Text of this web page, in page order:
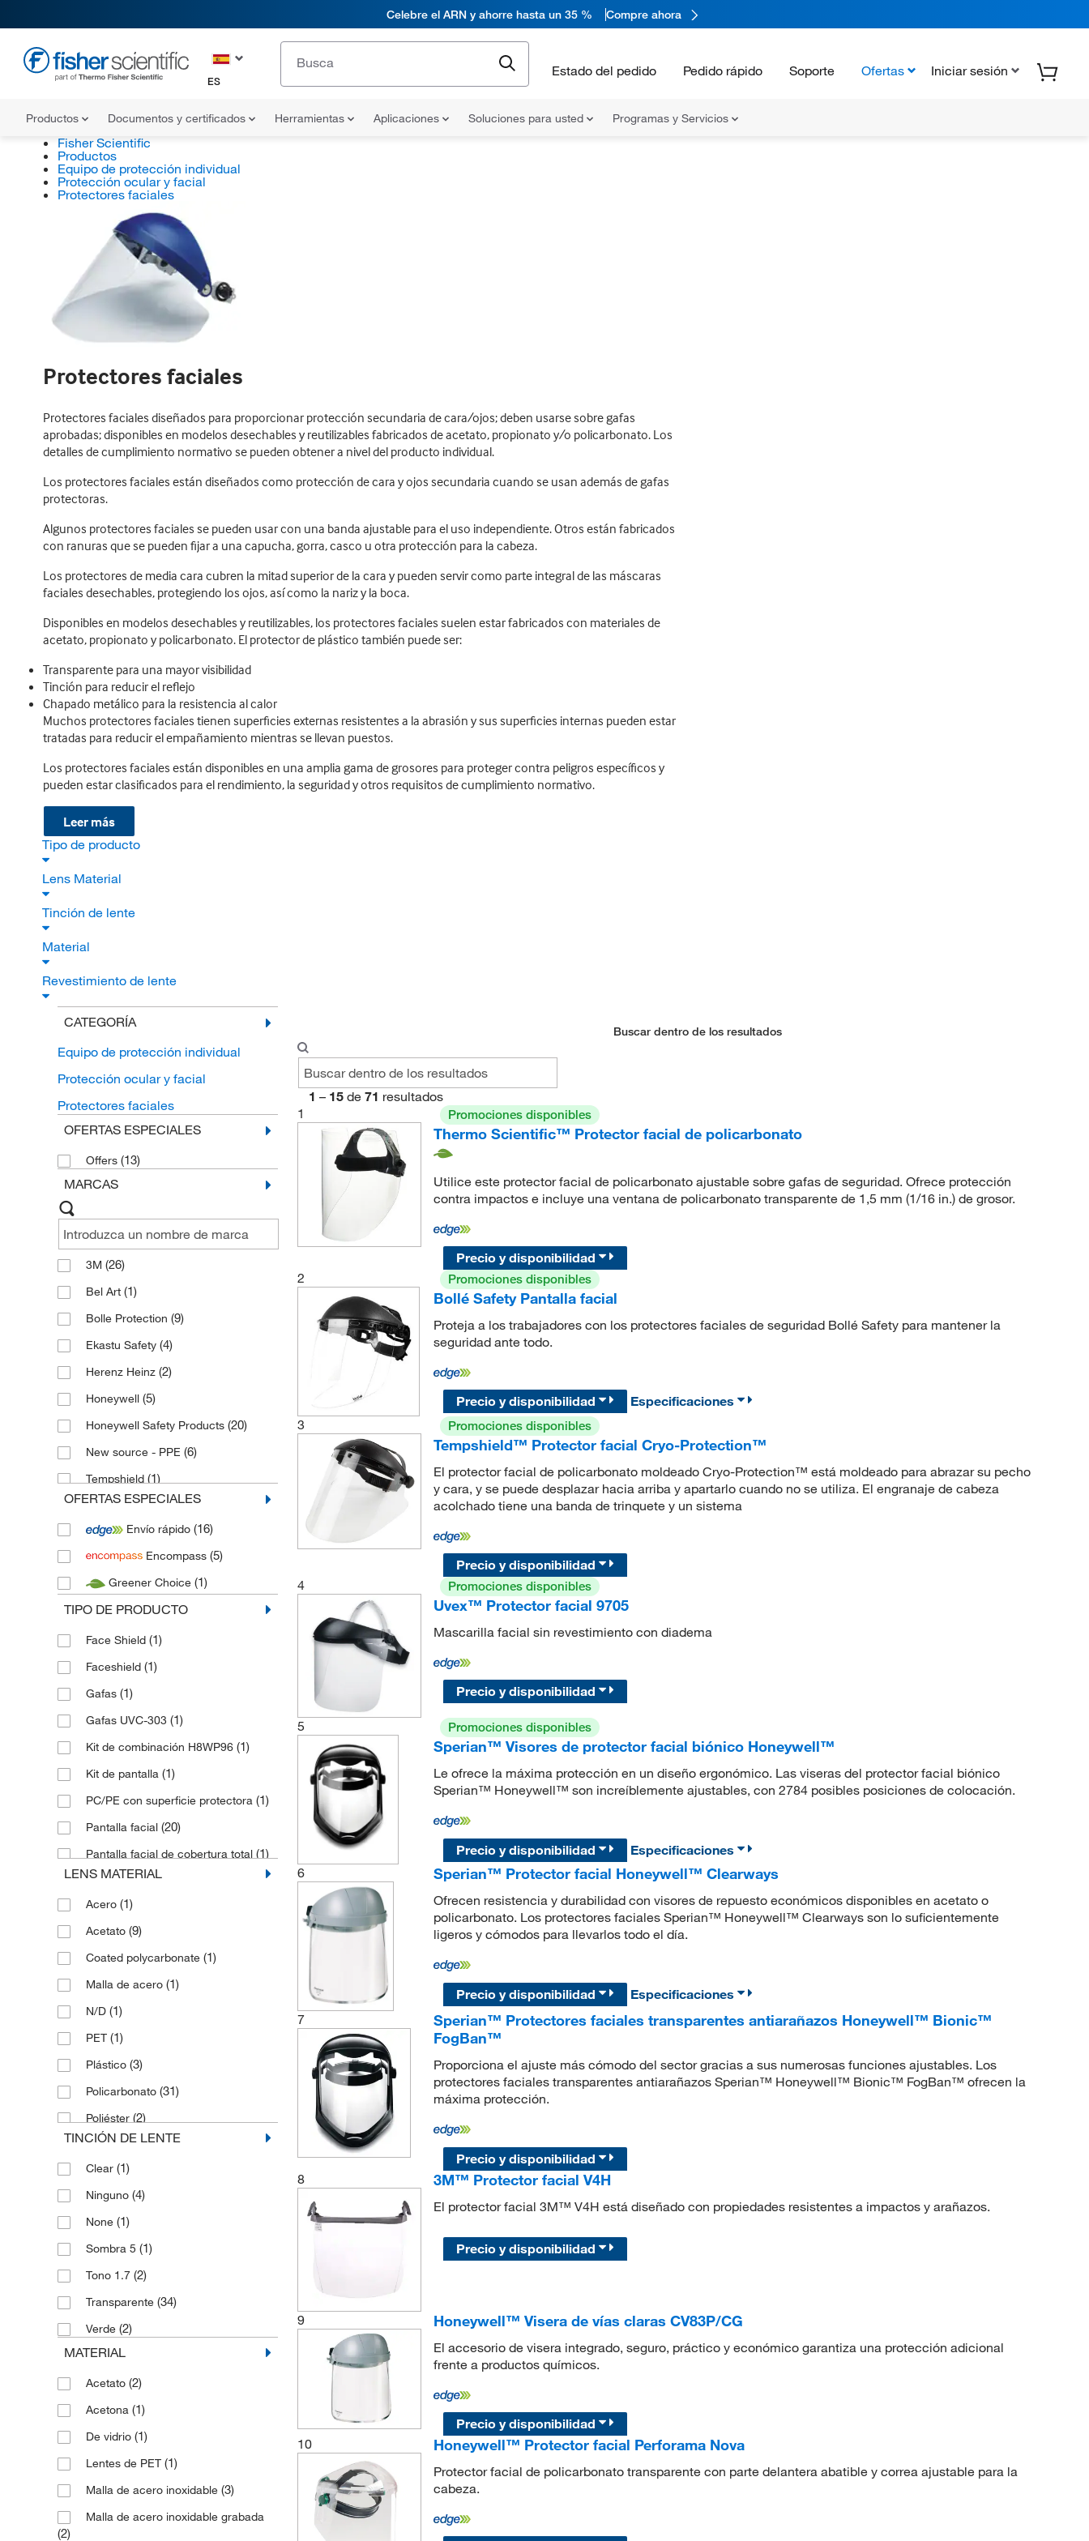
Celebre el ARN y ahorre hasta un 35 % Compre ahora
ES
Estado del pedido Pedido rápido Soporte Ofertas Iniciar sesión
Productos Documentos y certificados Herramientas Aplicaciones Soluciones para usted Programas y Servicios
Fisher Scientific
Productos
Equipo de protección individual
Protección ocular y facial
Protectores faciales
Protectores faciales
Protectores faciales diseñados para proporcionar protección secundaria de cara/ojos; deben usarse sobre gafas
aprobadas; disponibles en modelos desechables y reutilizables fabricados de acetato, propionato y/o policarbonato. Los
detalles de cumplimiento normativo se pueden obtener a nivel del producto individual.
Los protectores faciales están diseñados como protección de cara y ojos secundaria cuando se usan además de gafas
protectoras.
Algunos protectores faciales se pueden usar con una banda ajustable para el uso independiente. Otros están fabricados
con ranuras que se pueden fijar a una capucha, gorra, casco u otra protección para la cabeza.
Los protectores de media cara cubren la mitad superior de la cara y pueden servir como parte integral de las máscaras
faciales desechables, protegiendo los ojos, así como la nariz y la boca.
Disponibles en modelos desechables y reutilizables, los protectores faciales suelen estar fabricados con materiales de
acetato, propionato y policarbonato. El protector de plástico también puede ser:
Transparente para una mayor visibilidad
Tinción para reducir el reflejo
Chapado metálico para la resistencia al calor
Muchos protectores faciales tienen superficies externas resistentes a la abrasión y sus superficies internas pueden estar
tratadas para reducir el empañamiento mientras se llevan puestos.
Los protectores faciales están disponibles en una amplia gama de grosores para proteger contra peligros específicos y
pueden estar clasificados para el rendimiento, la seguridad y otros requisitos de cumplimiento normativo.
Leer más
Tipo de producto
Lens Material
Tinción de lente
Material
Revestimiento de lente
CATEGORÍA
Equipo de protección individual
Protección ocular y facial
Protectores faciales
OFERTAS ESPECIALES
Offers (13)
MARCAS
3M (26)
Bel Art (1)
Bolle Protection (9)
Ekastu Safety (4)
Herenz Heinz (2)
Honeywell (5)
Honeywell Safety Products (20)
New source - PPE (6)
Tempshield (1)
Thermo Scientific Nalgene
Univet Optical Technologies
Uvex(7)
UVP Ultra Violet Product
Vilber Lourmat(1)
OFERTAS ESPECIALES
Envío rápido (16)
Encompass (5)
Greener Choice (1)
TIPO DE PRODUCTO
Face Shield (1)
Faceshield (1)
Gafas (1)
Gafas UVC-303 (1)
Kit de combinación H8WP96 (1)
Kit de pantalla (1)
PC/PE con superficie protectora (1)
Pantalla facial (20)
Pantalla facial de cobertura total (1)
Protección facial
Protector Supervizor
Protector de cejas con banda
elástica
Protector facial(3)
Protector facial biónico
Protector facial con protección de
rayos UV
(1)
Protector facial de supervisor
Protector facial eléctrico
Protector ocular (2)
Visor eléctrico(2)
LENS MATERIAL
Acero (1)
Acetato (9)
Coated polycarbonate (1)
Malla de acero (1)
N/D (1)
PET (1)
Plástico (3)
Policarbonato (31)
Poliéster (2)
TINCIÓN DE LENTE
Clear (1)
Ninguno (4)
None (1)
Sombra 5 (1)
Tono 1.7 (2)
Transparente (34)
Verde (2)
MATERIAL
Acetato (2)
Acetona (1)
De vidrio (1)
Lentes de PET (1)
Malla de acero inoxidable (3)
Malla de acero inoxidable grabada
(2)
Buscar dentro de los resultados
1 – 15 de 71 resultados
1
Promociones disponibles
Thermo Scientific™ Protector facial de policarbonato
Utilice este protector facial de policarbonato ajustable sobre gafas de seguridad. Ofrece protección
contra impactos e incluye una ventana de policarbonato transparente de 1,5 mm (1/16 in.) de grosor.
Precio y disponibilidad
2
Promociones disponibles
Bollé Safety Pantalla facial
Proteja a los trabajadores con los protectores faciales de seguridad Bollé Safety para mantener la
seguridad ante todo.
Precio y disponibilidad
Especificaciones
3
Promociones disponibles
Tempshield™ Protector facial Cryo-Protection™
El protector facial de policarbonato moldeado Cryo-Protection™ está moldeado para abrazar su pecho
y cara, y se puede desplazar hacia arriba y apartarlo cuando no se utiliza. El engranaje de cabeza
acolchado tiene una banda de trinquete y un sistema
Precio y disponibilidad
4
Promociones disponibles
Uvex™ Protector facial 9705
Mascarilla facial sin revestimiento con diadema
Precio y disponibilidad
5 Promociones disponibles
Sperian™ Visores de protector facial biónico Honeywell™
Le ofrece la máxima protección en un diseño ergonómico. Las viseras del protector facial biónico
Sperian™ Honeywell™ son increíblemente ajustables, con 2784 posibles posiciones de colocación.
Precio y disponibilidad
Especificaciones
6
Sperian™ Protector facial Honeywell™ Clearways
Ofrecen resistencia y durabilidad con visores de repuesto económicos disponibles en acetato o
policarbonato. Los protectores faciales Sperian™ Honeywell™ Clearways son lo suficientemente
ligeros y cómodos para llevarlos todo el día.
Precio y disponibilidad
Especificaciones
7
Sperian™ Protectores faciales transparentes antiarañazos Honeywell™ Bionic™
FogBan™
Proporciona el ajuste más cómodo del sector gracias a sus numerosas funciones ajustables. Los
protectores faciales transparentes antiarañazos Sperian™ Honeywell™ Bionic™ FogBan™ ofrecen la
máxima protección.
Precio y disponibilidad
8
3M™ Protector facial V4H
El protector facial 3M™ V4H está diseñado con propiedades resistentes a impactos y arañazos.
Precio y disponibilidad
9 Honeywell™ Visera de vías claras CV83P/CG
El accesorio de visera integrado, seguro, práctico y económico garantiza una protección adicional
frente a productos químicos.
Precio y disponibilidad
10
Honeywell™ Protector facial Perforama Nova
Protector facial de policarbonato transparente con parte delantera abatible y correa ajustable para la
cabeza.